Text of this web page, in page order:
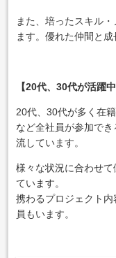
また、培ったスキル
ます。優れた仲間と
【20代、30代が活躍
20代、30代が多く在
など全社員が参加で
流しています。
様々な状況に合わせ
ています。
携わるプロジェクト
員もいます。